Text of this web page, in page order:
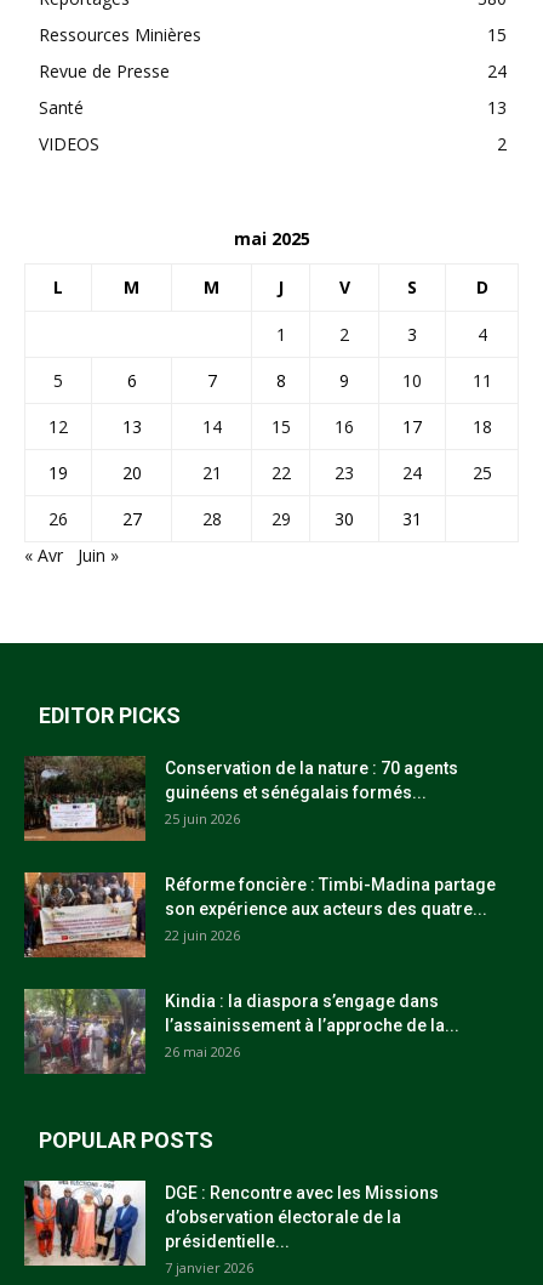
Ressources Minières
15
Revue de Presse
24
Santé
13
VIDEOS
2
mai 2025
L M M J V S D
1 2 3
4
5
6 7 8 9 10
11
12
13 14 15 16 17
18
19
20 21 22 23 24
25
26
27 28 29 30
31
« Avr
Juin »
EDITOR PICKS
Conservation de la nature : 70 agents
guinéens et sénégalais formés...
25 juin 2026
Réforme foncière : Timbi-Madina partage
son expérience aux acteurs des quatre...
22 juin 2026
Kindia : la diaspora s’engage dans
l’assainissement à l’approche de la...
26 mai 2026
POPULAR POSTS
DGE : Rencontre avec les Missions
d’observation électorale de la
présidentielle...
7 janvier 2026